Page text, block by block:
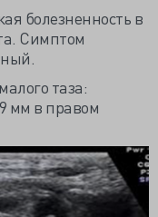
болезненность в
Симптом
таза:
мм в правом